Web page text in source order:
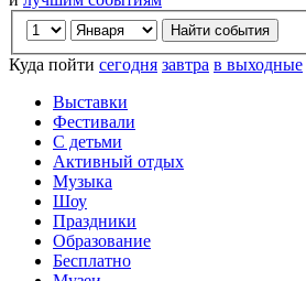
Куда пойти сегодня завтра в выходные
Выставки
Фестивали
С детьми
Активный отдых
Музыка
Шоу
Праздники
Образование
Бесплатно